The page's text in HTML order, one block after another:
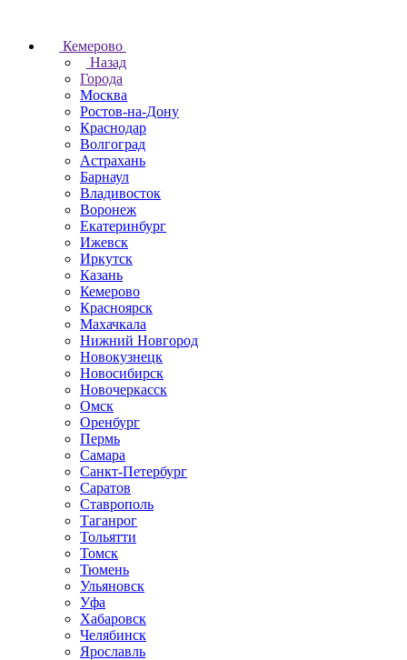
Кемерово
Назад
Города
Москва
Ростов-на-Дону
Краснодар
Волгоград
Астрахань
Барнаул
Владивосток
Воронеж
Екатеринбург
Ижевск
Иркутск
Казань
Кемерово
Красноярск
Махачкала
Нижний Новгород
Новокузнецк
Новосибирск
Новочеркаcск
Омск
Оренбург
Пермь
Самара
Санкт-Петербург
Саратов
Ставрополь
Таганрог
Тольятти
Томск
Тюмень
Ульяновск
Уфа
Хабаровск
Челябинск
Ярославль